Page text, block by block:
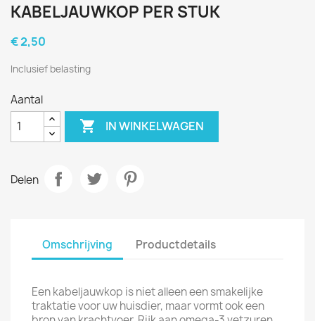
KABELJAUWKOP PER STUK
€ 2,50
Inclusief belasting
Aantal
 IN WINKELWAGEN
Delen
Omschrijving Productdetails
Een kabeljauwkop is niet alleen een smakelijke
traktatie voor uw huisdier, maar vormt ook een